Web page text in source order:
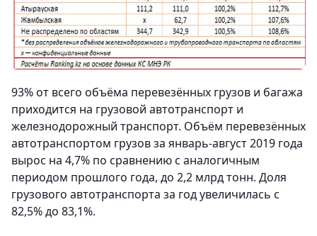
93% от всего объёма перевезённых грузов и багажа
приходится на грузовой автотранспорт и
железнодорожный транспорт. Объём перевезённых
автотранспортом грузов за январь-август 2019 года
вырос на 4,7% по сравнению с аналогичным
периодом прошлого года, до 2,2 млрд тонн. Доля
грузового автотранспорта за год увеличилась с
82,5% до 83,1%.